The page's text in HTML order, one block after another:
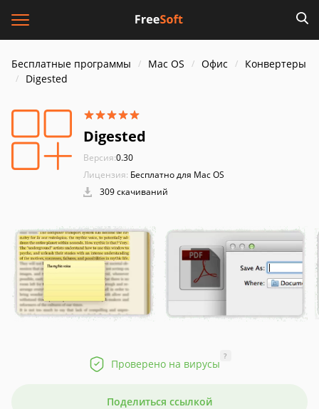
Бесплатные программы Mac OS Офис
Конвертеры
Digested
Digested
Версия:0.30
Лицензия: Бесплатно для Mac OS
309 скачиваний
Проверено на вирусы
?
Поделиться ссылкой